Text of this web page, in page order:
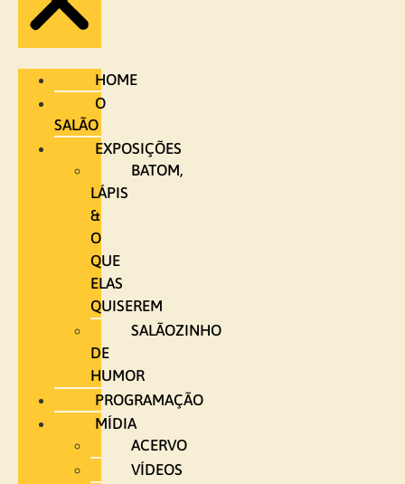
HOME
O
SALÃO
EXPOSIÇÕES
BATOM,
LÁPIS
&
O
QUE
ELAS
QUISEREM
SALÃOZINHO
DE
HUMOR
PROGRAMAÇÃO
MÍDIA
ACERVO
VÍDEOS